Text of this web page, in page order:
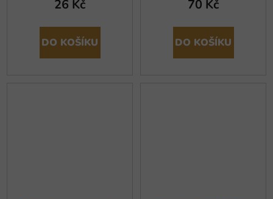
26 Kč
DO KOŠÍKU
70 Kč
DO KOŠÍKU